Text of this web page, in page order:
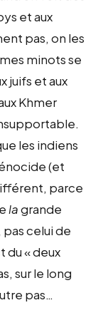
et aux
pas, on les
minots se
juifs et aux
Khmer
les indiens
(et
parce
lagrande
celui de
du « deux
sur le long
pas…